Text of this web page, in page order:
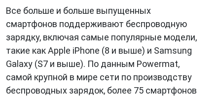
Все больше и больше выпущенных
смартфонов поддерживают беспроводную
зарядку, включая самые популярные модели,
такие как Apple iPhone (8 и выше) и Samsung
Galaxy (S7 и выше). По данным Powermat,
самой крупной в мире сети по производству
беспроводных зарядок, более 75 смартфонов